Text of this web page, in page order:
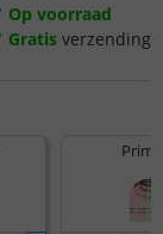
Op voorraad
Gratis verzending